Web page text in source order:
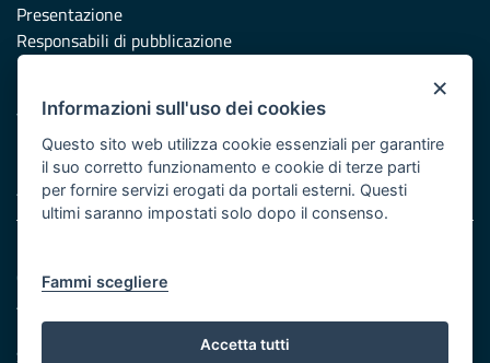
Presentazione
Responsabili di pubblicazione
Vai al sito di Protezione Civile Puglia
Iniziativa finanziata con risorse del POR Puglia 2014/2020 -
Asse XI
Cookie e privacy
Atti di notifica
Feed RSS
Servizi Intranet
×
Informazioni sull'uso dei cookies
Questo sito web utilizza cookie essenziali per garantire
il suo corretto funzionamento e cookie di terze parti
per fornire servizi erogati da portali esterni. Questi
ultimi saranno impostati solo dopo il consenso.
Fammi scegliere
Accetta tutti